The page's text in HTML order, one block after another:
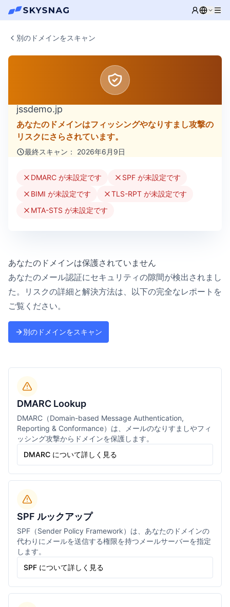
別のドメインをスキャン
jssdemo.jp
あなたのドメインはフィッシングやなりすまし攻撃の
リスクにさらされています。
最終スキャン： 2026年6月9日
DMARC が未設定です
SPF が未設定です
BIMI が未設定です
TLS-RPT が未設定です
MTA-STS が未設定です
あなたのドメインは保護されていません
あなたのメール認証にセキュリティの隙間が検出されまし
た。リスクの詳細と解決方法は、以下の完全なレポートを
ご覧ください。
別のドメインをスキャン
DMARC Lookup
DMARC（Domain-based Message Authentication,
Reporting & Conformance）は、メールのなりすましやフィ
ッシング攻撃からドメインを保護します。
DMARC について詳しく見る
SPF ルックアップ
SPF（Sender Policy Framework）は、あなたのドメインの
代わりにメールを送信する権限を持つメールサーバーを指定
します。
SPF について詳しく見る